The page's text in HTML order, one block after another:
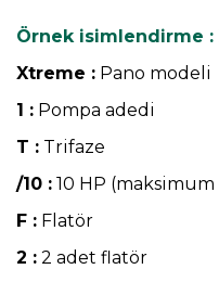
Örnek isimlendirme :
Xtreme : Pano modeli
1 : Pompa adedi
T : Trifaze
/10 : 10 HP
F : Flatör
2 : 2 adet flatör